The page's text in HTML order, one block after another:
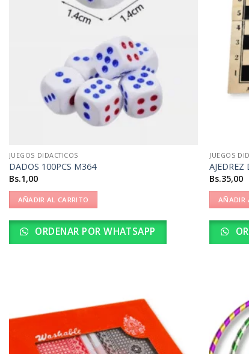
JUEGOS DIDACTICOS
DADOS 100PCS M364
Bs.1,00
AÑADIR AL CARRITO
ORDENAR POR WHATSAPP
JUEGOS
Bs.35,00
AÑADIR